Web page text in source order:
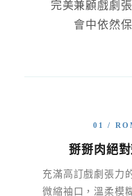
完美兼顧戲劇
會中依然
01 /
掰掰肉絕
充滿高訂戲劇張力
微縮袖口，溫柔模